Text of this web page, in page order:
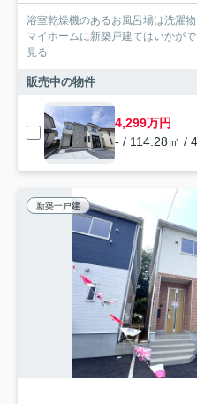
浴室乾燥機のあるお風呂場は洗濯
マイホームに新築戸建てはいかが
見る
販売中の物件
4,299万円
- / 114.28㎡ /
新築一戸建